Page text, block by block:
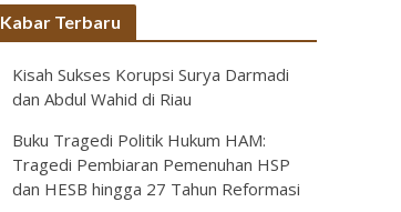
Kabar Terbaru
Kisah Sukses Korupsi Surya Darmadi
dan Abdul Wahid di Riau
Buku Tragedi Politik Hukum HAM:
Tragedi Pembiaran Pemenuhan HSP
dan HESB hingga 27 Tahun Reformasi